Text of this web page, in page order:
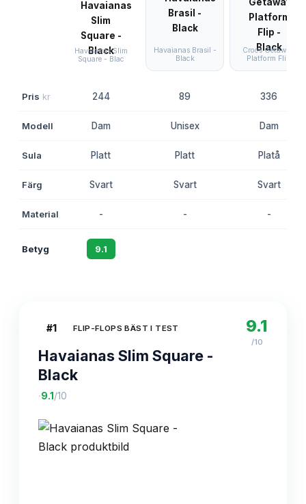
Havaianas Slim
Square - Blac
Havaianas Brasil -
Black
Crocs Getaway
Platform Flip
Pris kr 244 89 336
Modell Dam Unisex Dam
Sula Platt Platt Platå
Färg Svart Svart Svart
Material - - -
Betyg 9.1
#1 FLIP-FLOPS BÄST I TEST
Havaianas Slim Square -
Black
·9.1 /10
9.1
/10